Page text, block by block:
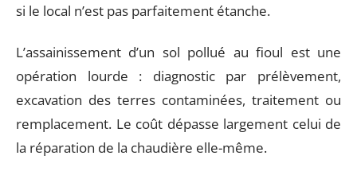
si le local n’est pas parfaitement étanche.
L’assainissement d’un sol pollué au fioul est une
opération lourde : diagnostic par prélèvement,
excavation des terres contaminées, traitement ou
remplacement. Le coût dépasse largement celui de
la réparation de la chaudière elle-même.